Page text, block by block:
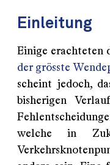
Einleitung
Einige erachteten
der grösste
scheint jedoch,
bisherigen
welche in